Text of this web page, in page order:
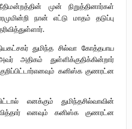
முன்
நிறுத்தினார்கள்
நான் எட்டு மாதம்
தடுப்பு
.
துமிந்த சில்வா கோத்தபாய
அதிகம்
துள்ளிக்குதிக்கின்றார்
குறிப்பிட்டார்எனவும் கனிஸ்க குணரட்ன
எனக்கும்
துமிந்தசில்வாவின்
எனவும் கனிஸ்க
குணரட்ன